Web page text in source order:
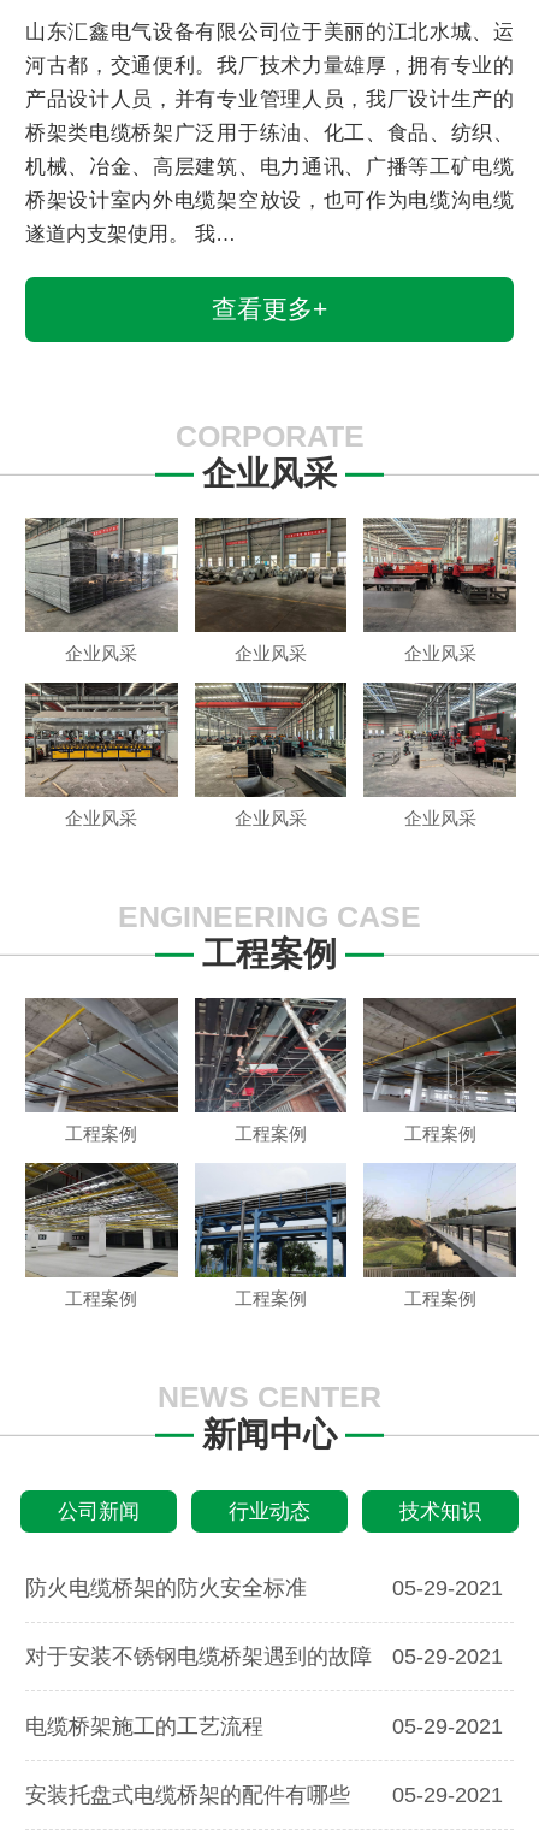
山东汇鑫电气设备有限公司位于美丽的江北水城、运
河古都，交通便利。我厂技术力量雄厚，拥有专业的
产品设计人员，并有专业管理人员，我厂设计生产的
桥架类电缆桥架广泛用于练油、化工、食品、纺织、
机械、冶金、高层建筑、电力通讯、广播等工矿电缆
桥架设计室内外电缆架空放设，也可作为电缆沟电缆
遂道内支架使用。 我…
查看更多+
CORPORATE
企业风采
企业风采 企业风采 企业风采
企业风采 企业风采 企业风采
ENGINEERING CASE
工程案例
工程案例 工程案例 工程案例
工程案例 工程案例 工程案例
NEWS CENTER
新闻中心
公司新闻 行业动态 技术知识
防火电缆桥架的防火安全标准 05-29-2021
对于安装不锈钢电缆桥架遇到的故障 05-29-2021
电缆桥架施工的工艺流程 05-29-2021
安装托盘式电缆桥架的配件有哪些 05-29-2021